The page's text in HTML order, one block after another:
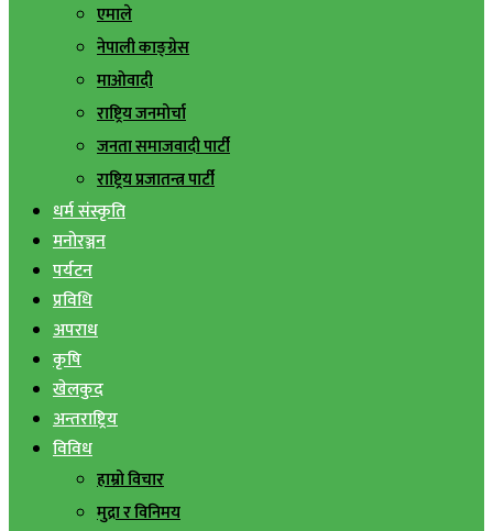
एमाले
नेपाली काङ्ग्रेस
माओवादी
राष्ट्रिय जनमोर्चा
जनता समाजवादी पार्टी
राष्ट्रिय प्रजातन्त्र पार्टी
धर्म संस्कृति
मनोरञ्जन
पर्यटन
प्रविधि
अपराध
कृषि
खेलकुद
अन्तराष्ट्रिय
विविध
हाम्रो विचार
मुद्रा र विनिमय